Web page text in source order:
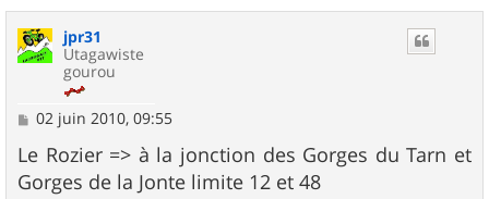
jpr31
Utagawiste
gourou
M
s
s
a
02 juin 2010, 09:55
Le Rozier => à la jonction des Gorges du Tarn et
Gorges de la Jonte limite 12 et 48